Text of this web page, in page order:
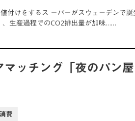
付けをするス ーパーがスウェーデンで
生産過程でのCO2排出量が加味……
ッチング「夜のパン
費